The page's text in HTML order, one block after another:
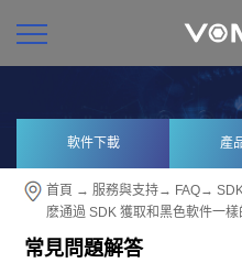
軟件下載 產
首頁 →服務與支持→ FAQ→
麽通過 SDK 獲取和黑色軟件一
常見問題解答